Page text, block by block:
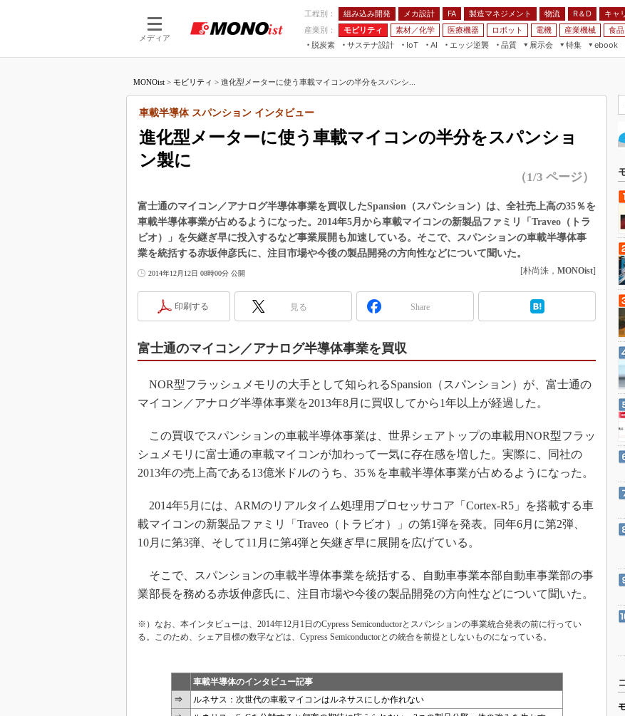
メディア
工程別： 組み込み開発 メカ設計 FA 製造マネジメント 物流 R＆D
キャ
産業別：
モビリティ 素材／化学 医療機器 ロボット 電機 産業機械 食
脱炭素
サステナ設計
IoT
つながる工場
つながるサービス
AI
AI×設備保全
Physical AI
エッジ逆襲 品質
展示会
JIMTOF
IIFES
TECHNO-FRONTIER
人テク展
スマート工場EXPO
日本ものづくりワールド
AUTOMOTIVE WORLD
特集
VR／AR
フィールドサービス
組み込みモデリング
Windows Embedded
車載ソフト開発
3Dプリンタ
インダストリー4.0
製造業ビッグデータ
メイドインジャパン
植物工場
知財マネジメント
海外生産
グローバル設計・開発
新型コロナへの対応
ebook
FA
モビリティ
MONOist > モビリティ > 進化型メーターに使う車載マイコンの半分をスパンシ...
進化型メーターに使う車載マイコンの半分をスパンショ
ン製に
車載半導体 スパンション インタビュー
（1/3 ページ）
富士通のマイコン／アナログ半導体事業を買収したSpansion（スパンション）は、全社売上高の35％を
車載半導体事業が占めるようになった。2014年5月から車載マイコンの新製品ファミリ「Traveo（トラ
ビオ）」を矢継ぎ早に投入するなど事業展開も加速している。そこで、スパンションの車載半導体事
業を統括する赤坂伸彦氏に、注目市場や今後の製品開発の方向性などについて聞いた。
2014年12月12日 08時00分 公開 [朴尚洙， MONOist]
印刷する 見る Share
富士通のマイコン／アナログ半導体事業を買収
NOR型フラッシュメモリの大手として知られるSpansion（スパンション）が、富士通の
マイコン／アナログ半導体事業を2013年8月に買収してから1年以上が経過した。
この買収でスパンションの車載半導体事業は、世界シェアトップの車載用NOR型フラッ
シュメモリに富士通の車載マイコンが加わって一気に存在感を増した。実際に、同社の
2013年の売上高である13億米ドルのうち、35％を車載半導体事業が占めるようになった。
2014年5月には、ARMのリアルタイム処理用プロセッサコア「Cortex-R5」を搭載する車
載マイコンの新製品ファミリ「Traveo（トラビオ）」の第1弾を発表。同年6月に第2弾、
10月に第3弾、そして11月に第4弾と矢継ぎ早に展開を広げている。
そこで、スパンションの車載半導体事業を統括する、自動車事業本部自動車事業部の事
業部長を務める赤坂伸彦氏に、注目市場や今後の製品開発の方向性などについて聞いた。
※）なお、本インタビューは、2014年12月1日のCypress Semiconductorとスパンションの事業統合発表の前に行ってい
る。このため、シェア目標の数字などは、Cypress Semiconductorとの統合を前提としないものになっている。
車載半導体のインタビュー記事
⇒
ルネサス：次世代の車載マイコンはルネサスにしか作れない